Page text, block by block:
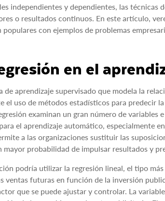
independientes y dependientes, las técnicas
o resultados continuos. En este artículo,
con ejemplos de problemas
en el
de aprendizaje supervisado que modela la
el uso de métodos estadísticos para predecir
examinan un gran número de variables
el aprendizaje automático, especialmente
a las organizaciones sustituir las
probabilidad de impulsar resultados y
podría utilizar la regresión lineal, el tipo
ventas futuras en función de la inversión
que se puede ajustar y controlar. La